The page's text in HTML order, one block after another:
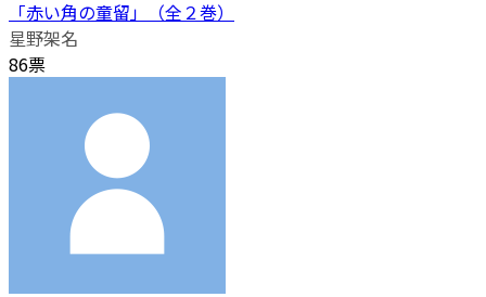
「赤い角の童留」（全２巻）
星野架名
86票